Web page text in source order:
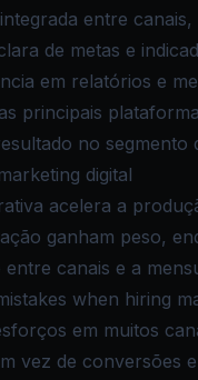
entre
de metas e
em relatórios e
principais
no segmento
digital
acelera a
ganham peso,
entre canais e a
when hiring
em muitos
vez de conversões